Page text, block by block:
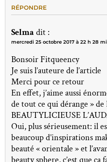
RÉPONDRE
Selma dit :
mercredi 25 octobre 2017 à 22 h 28
Bonsoir Fitqueency
Je suis l’auteure de l’article
Merci pour ce retour
En effet, j’aime aussi
de tout ce qui dérange »
BEAUTYLICIEUSE
Oui, plus sérieusement: il
beaucoup d’inspirations
beauté « orientale » et